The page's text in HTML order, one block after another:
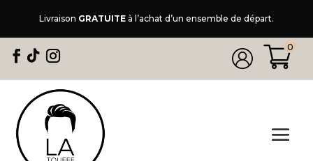
Livraison GRATUITE à l’achat d’un ensemble de départ.
0